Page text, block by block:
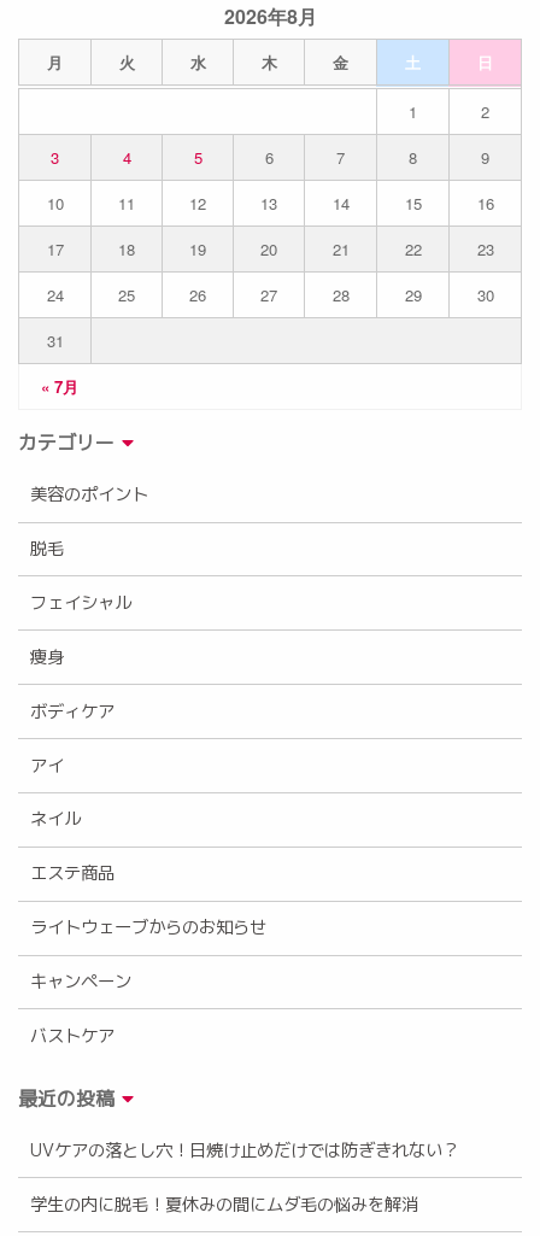
2026年8月
月 火 水 木 金 土 日
« 7月
1
2
3
4 5 6 7 8
9
10
11 12 13 14 15
16
17
18 19 20 21 22
23
24
25 26 27 28 29
30
31
カテゴリー
美容のポイント
脱毛
フェイシャル
痩身
ボディケア
アイ
ネイル
エステ商品
ライトウェーブからのお知らせ
キャンペーン
バストケア
最近の投稿
UVケアの落とし穴！日焼け止めだけでは防ぎきれない？
学生の内に脱毛！夏休みの間にムダ毛の悩みを解消